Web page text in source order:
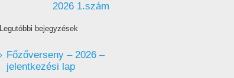
település hulladékszállítási
(2026.08.01-től)
2026 1.szám
Legutóbbi bejegyzések
Főzőverseny – 2026 –
jelentkezési lap